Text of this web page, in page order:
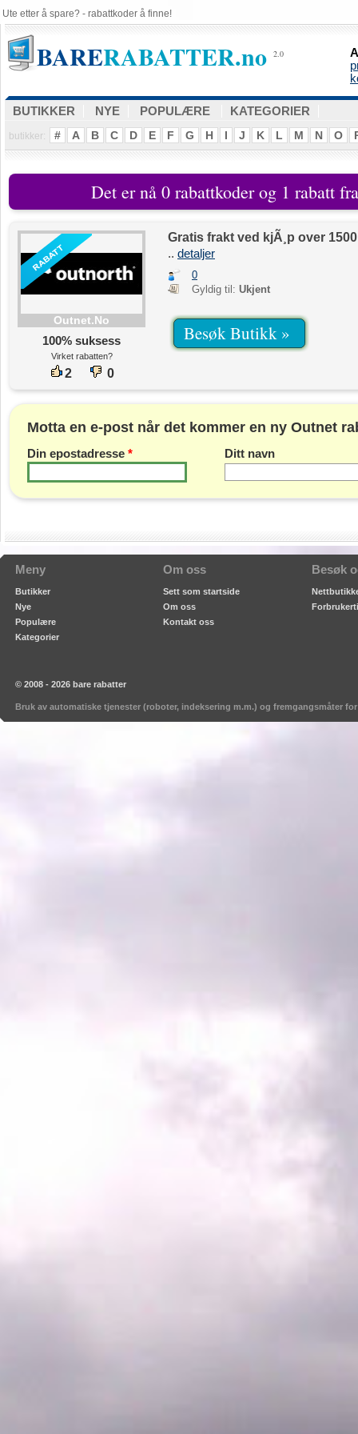
Ute etter å spare? - rabattkoder å finne!
BARERABATTER.no 2.0
BUTIKKER NYE POPULÆRE KATEGORIER
butikker: # A B C D E F G H I J K L M N O
Det er nå 0 rabattkoder og 1 rabatt
Outnet.no
100% suksess
Virket rabatten?
2 0
Gratis frakt ved kjÃ¸p over
.. detaljer
0
Gyldig til: Ukjent
Besøk Butikk »
Motta en e-post når det kommer en ny Outnet
Din epostadresse * Ditt navn
Meny
Butikker
Nye
Populære
Kategorier
Om oss
Sett som startside
Om oss
Kontakt oss
Besøk
© 2008 - 2026 bare rabatter
Bruk av automatiske tjenester (roboter, indeksering m.m.) og fremgangsmåter